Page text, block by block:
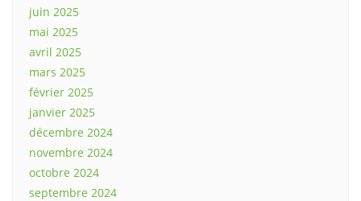
juin 2025
mai 2025
avril 2025
mars 2025
février 2025
janvier 2025
décembre 2024
novembre 2024
octobre 2024
septembre 2024